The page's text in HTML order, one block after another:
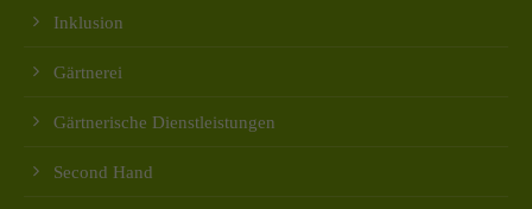
Drop us a line
info@yourdomain.com
About us
Lorem ipsum dolor sit amet, consectetuer adipiscing
Inklusion
Gärtnerei
Gärtnerische Dienstleistungen
Second Hand